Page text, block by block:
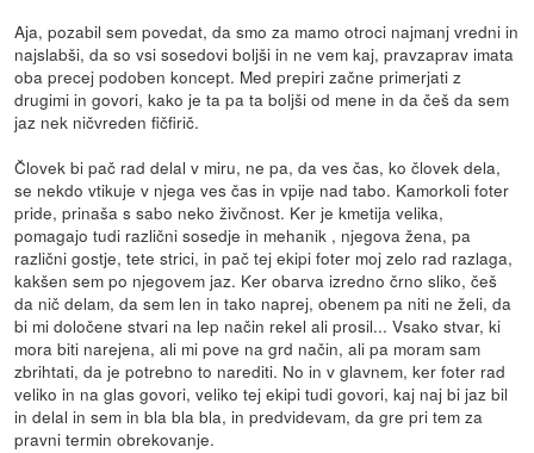
Aja, pozabil sem povedat, da smo za mamo otroci najmanj vredni in
najslabši, da so vsi sosedovi boljši in ne vem kaj, pravzaprav imata
oba precej podoben koncept. Med prepiri začne primerjati z
drugimi in govori, kako je ta pa ta boljši od mene in da češ da sem
jaz nek ničvreden fičfirič.
Človek bi pač rad delal v miru, ne pa, da ves čas, ko človek dela,
se nekdo vtikuje v njega ves čas in vpije nad tabo. Kamorkoli foter
pride, prinaša s sabo neko živčnost. Ker je kmetija velika,
pomagajo tudi različni sosedje in mehanik , njegova žena, pa
različni gostje, tete strici, in pač tej ekipi foter moj zelo rad razlaga,
kakšen sem po njegovem jaz. Ker obarva izredno črno sliko, češ
da nič delam, da sem len in tako naprej, obenem pa niti ne želi, da
bi mi določene stvari na lep način rekel ali prosil... Vsako stvar, ki
mora biti narejena, ali mi pove na grd način, ali pa moram sam
zbrihtati, da je potrebno to narediti. No in v glavnem, ker foter rad
veliko in na glas govori, veliko tej ekipi tudi govori, kaj naj bi jaz bil
in delal in sem in bla bla bla, in predvidevam, da gre pri tem za
pravni termin obrekovanje.